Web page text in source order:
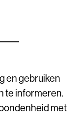
en gebruiken
te informeren.
met